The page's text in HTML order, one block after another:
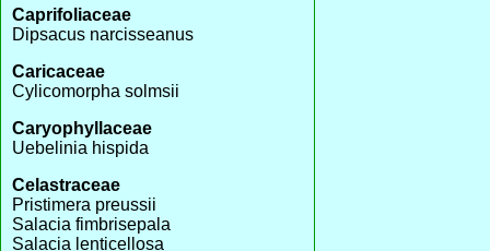
Caprifoliaceae
Dipsacus narcisseanus
Caricaceae
Cylicomorpha solmsii
Caryophyllaceae
Uebelinia hispida
Celastraceae
Pristimera preussii
Salacia fimbrisepala
Salacia lenticellosa